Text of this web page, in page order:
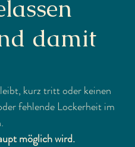
damit
kurz tritt oder keinen
fehlende Lockerheit im
möglich wird.